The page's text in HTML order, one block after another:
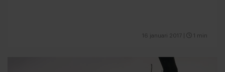
16 januari 2017 1 min